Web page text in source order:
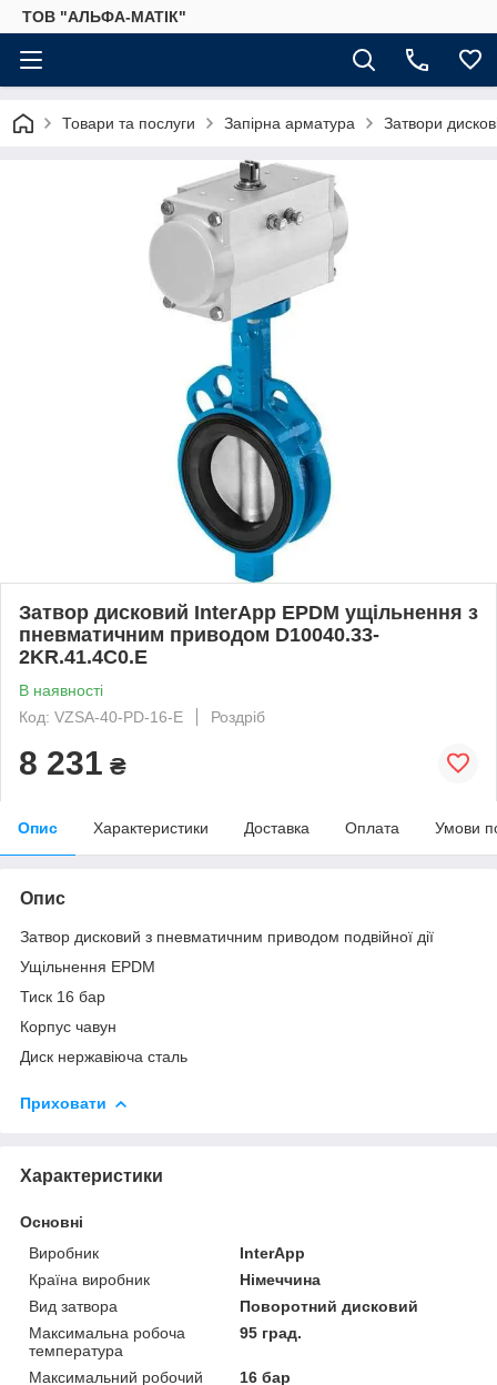
ТОВ "АЛЬФА-МАТІК"
Товари та послуги Запірна арматура Затвори
Затвор дисковий InterApp EPDM ущільнення з
пневматичним приводом D10040.33-
2KR.41.4C0.E
В наявності
Код: VZSA-40-PD-16-E
Роздріб
8 231 ₴
Опис Характеристики Доставка Оплата Умови
Опис
Затвор дисковий з пневматичним приводом подвійної дії
Ущільнення EPDM
Тиск 16 бар
Корпус чавун
Диск нержавіюча сталь
Приховати
Характеристики
Основні
Виробник
InterApp
Країна виробник
Німеччина
Вид затвора
Поворотний дисковий
Максимальна робоча
температура
95 град.
Максимальний робочий
16 бар